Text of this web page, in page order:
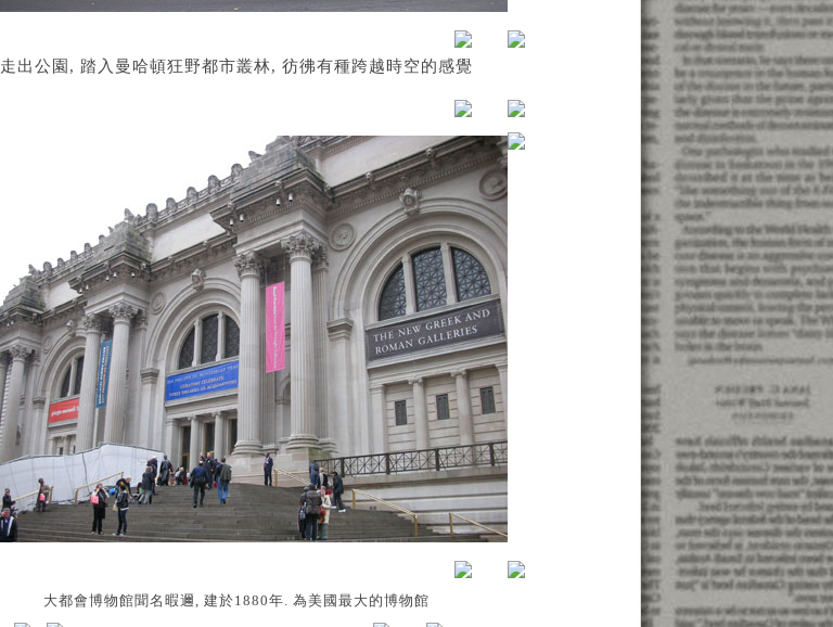
走出公園, 踏入曼哈頓狂野都市叢林, 彷彿有種跨越時空的感覺
大都會博物館聞名暇邇, 建於1880年. 為美國最大的博物館